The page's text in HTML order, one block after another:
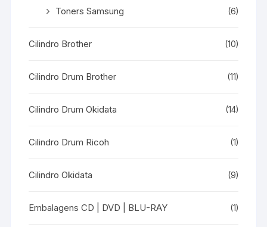
Toners Samsung (6)
Cilindro Brother (10)
Cilindro Drum Brother (11)
Cilindro Drum Okidata (14)
Cilindro Drum Ricoh (1)
Cilindro Okidata (9)
Embalagens CD | DVD | BLU-RAY (1)